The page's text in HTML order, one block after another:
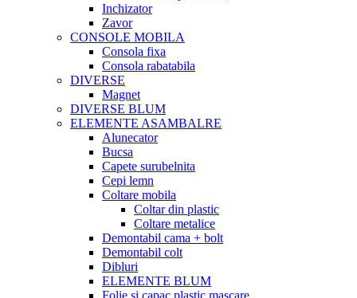
Inchizator
Zavor
CONSOLE MOBILA
Consola fixa
Consola rabatabila
DIVERSE
Magnet
DIVERSE BLUM
ELEMENTE ASAMBALRE
Alunecator
Bucsa
Capete surubelnita
Cepi lemn
Coltare mobila
Coltar din plastic
Coltare metalice
Demontabil cama + bolt
Demontabil colt
Dibluri
ELEMENTE BLUM
Folie si capac plastic mascare